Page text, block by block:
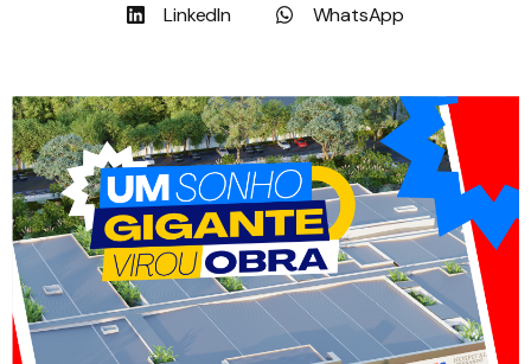
LinkedIn
WhatsApp